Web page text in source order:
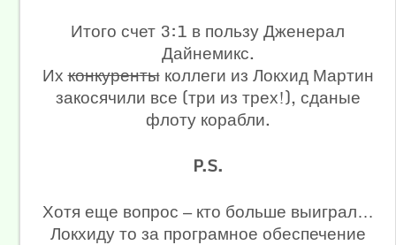
Итого счет 3:1 в пользу Дженерал
Дайнемикс.
Ихконкурентыколлеги из Локхид Мартин
закосячили все (три из трех!), сданые
флоту корабли.
P.S.
Хотя еще вопрос — кто больше выиграл…
Локхиду то за програмное обеспечение